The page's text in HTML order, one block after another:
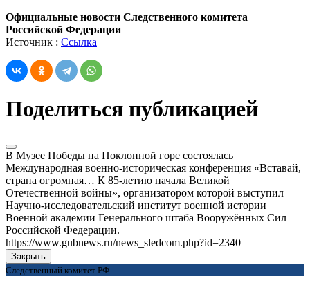
Официальные новости Следственного комитета
Российской Федерации
Источник : Ссылка
Поделиться публикацией
В Музее Победы на Поклонной горе состоялась
Международная военно-историческая конференция «Вставай,
страна огромная… К 85-летию начала Великой
Отечественной войны», организатором которой выступил
Научно-исследовательский институт военной истории
Военной академии Генерального штаба Вооружённых Сил
Российской Федерации.
https://www.gubnews.ru/news_sledcom.php?id=2340
Закрыть
Следственный комитет РФ